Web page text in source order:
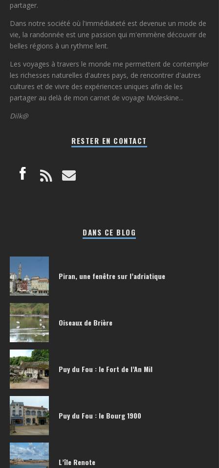
partager.
Dans notre société où l'immédiateté est devenue un mode de
vie, la randonnée est une passion qui m'emmène découvrir de
belles régions à un rythme lent.
Les voyages à travers le monde me permettent de contempler
les richesses naturelles d'autres pays, de rencontrer d'autres
cultures et de vivre des expériences uniques afin de les
partager au delà de mon carnet de voyage Moleskine...
Dilk@
RESTER EN CONTACT
DANS CE BLOG
Piran, une fenêtre sur l’adriatique
Oiseaux de Brière
Puy du Fou : le Fort de l’An Mil
Puy du Fou : le Bourg 1900
L’île Renote